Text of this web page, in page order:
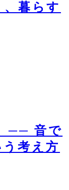
、暮らす
── 音で
考え方